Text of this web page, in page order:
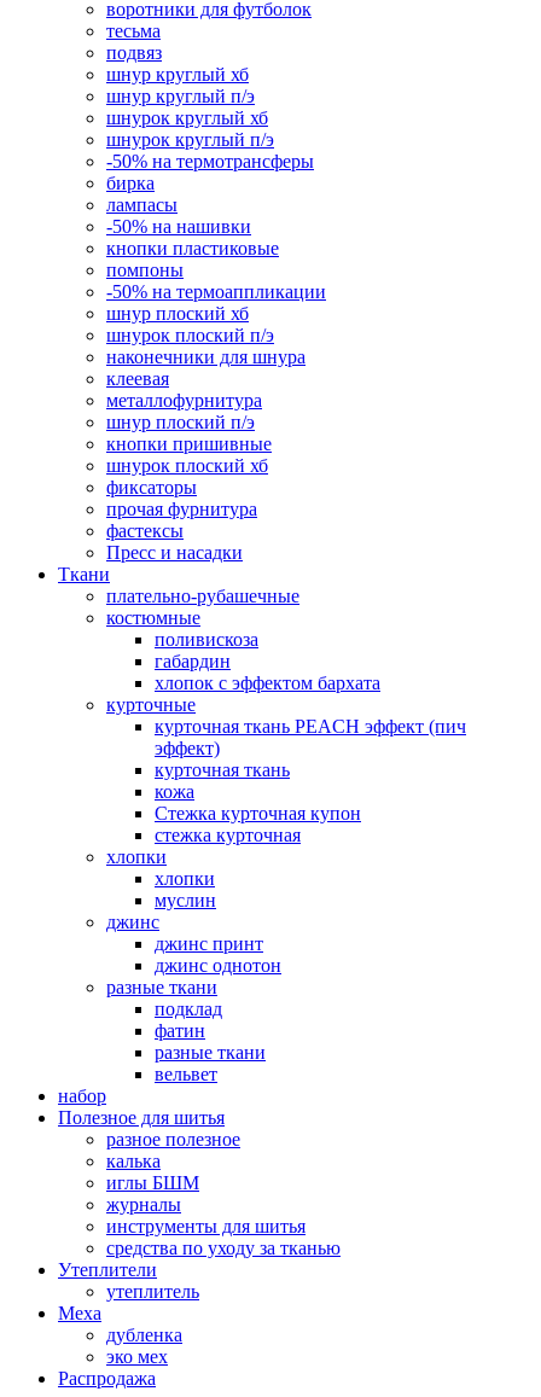
воротники для футболок
тесьма
подвяз
шнур круглый хб
шнур круглый п/э
шнурок круглый хб
шнурок круглый п/э
-50% на термотрансферы
бирка
лампасы
-50% на нашивки
кнопки пластиковые
помпоны
-50% на термоаппликации
шнур плоский хб
шнурок плоский п/э
наконечники для шнура
клеевая
металлофурнитура
шнур плоский п/э
кнопки пришивные
шнурок плоский хб
фиксаторы
прочая фурнитура
фастексы
Пресс и насадки
Ткани
плательно-рубашечные
костюмные
поливискоза
габардин
хлопок с эффектом бархата
курточные
курточная ткань PEACH эффект (пич
эффект)
курточная ткань
кожа
Стежка курточная купон
стежка курточная
хлопки
хлопки
муслин
джинс
джинс принт
джинс однотон
разные ткани
подклад
фатин
разные ткани
вельвет
набор
Полезное для шитья
разное полезное
калька
иглы БШМ
журналы
инструменты для шитья
средства по уходу за тканью
Утеплители
утеплитель
Меха
дубленка
эко мех
Распродажа